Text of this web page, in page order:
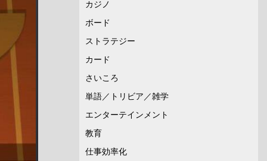
カジノ
ボード
ストラテジー
カード
さいころ
単語／トリビア／雑学
エンターテインメント
教育
仕事効率化